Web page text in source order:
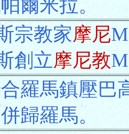
爾米拉。
宗教家摩尼
創立摩尼教
羅馬鎮壓巴
歸羅馬。